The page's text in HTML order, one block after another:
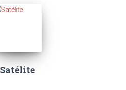
Satélite